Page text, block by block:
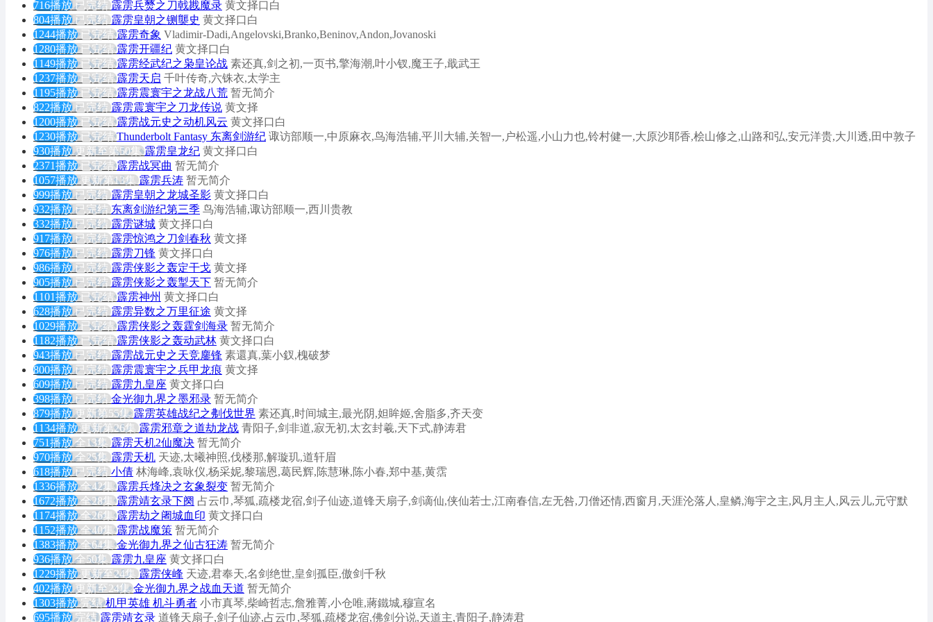
716播放 已完结 霹雳兵燹之刀戟戡魔录 黄文择口白
804播放 已完结 霹雳皇朝之铡龑史 黄文择口白
1244播放 已完结 霹雳奇象 Vladimir-Dadi,Angelovski,Branko,Beninov,Andon,Jovanoski
1280播放 已完结 霹雳开疆纪 黄文择口白
1149播放 已完结 霹雳经武纪之枭皇论战 素还真,剑之初,一页书,擎海潮,叶小钗,魔王子,戢武王
1237播放 已完结 霹雳天启 千叶传奇,六铢衣,太学主
1195播放 已完结 霹雳震寰宇之龙战八荒 暂无简介
822播放 已完结 霹雳震寰宇之刀龙传说 黄文择
1200播放 已完结 霹雳战元史之动机风云 黄文择口白
1230播放 已完结 Thunderbolt Fantasy 东离剑游纪 诹访部顺一,中原麻衣,鸟海浩辅,平川大辅,关智一,户松遥,小山力也,铃村健一,大原沙耶香,桧山修之,山路和弘,安元洋贵,大川透,田中敦子
930播放 更新至第50集 霹雳皇龙纪 黄文择口白
2371播放 已完结 霹雳战冥曲 暂无简介
1057播放 更新第13集 霹雳兵涛 暂无简介
999播放 已完结 霹雳皇朝之龙城圣影 黄文择口白
932播放 已完结 东离剑游纪第三季 鸟海浩辅,诹访部顺一,西川贵教
332播放 已完结 霹雳谜城 黄文择口白
917播放 已完结 霹雳惊鸿之刀剑春秋 黄文择
976播放 已完结 霹雳刀锋 黄文择口白
986播放 已完结 霹雳侠影之轰定干戈 黄文择
905播放 已完结 霹雳侠影之轰掣天下 暂无简介
1101播放 已完结 霹雳神州 黄文择口白
628播放 已完结 霹雳异数之万里征途 黄文择
1029播放 已完结 霹雳侠影之轰霆剑海录 暂无简介
1182播放 已完结 霹雳侠影之轰动武林 黄文择口白
943播放 已完结 霹雳战元史之天竞鏖锋 素還真,葉小釵,槐破梦
800播放 已完结 霹雳震寰宇之兵甲龙痕 黄文择
609播放 已完结 霹雳九皇座 黄文择口白
398播放 已完结 金光御九界之墨邪录 暂无简介
879播放 更新第55集 霹雳英雄战纪之刜伐世界 素还真,时间城主,最光阴,妲眸姬,舍脂多,齐天变
1134播放 更新第26集 霹雳邪章之道劫龙战 青阳子,剑非道,寂无初,太玄封羲,天下式,静涛君
751播放 全13集 霹雳天机2仙魔决 暂无简介
970播放 全25集 霹雳天机 天迹,太曦神照,伐楼那,解璇玑,道轩眉
618播放 已完结 小倩 林海峰,袁咏仪,杨采妮,黎瑞恩,葛民辉,陈慧琳,陈小春,郑中基,黄霑
1336播放 全42集 霹雳兵烽决之玄象裂变 暂无简介
1672播放 全28集 霹雳靖玄录下阕 占云巾,琴狐,疏楼龙宿,剑子仙迹,道锋天扇子,剑谪仙,侠仙若士,江南春信,左无咎,刀僧还情,西窗月,天涯沦落人,皇鳞,海宇之主,风月主人,风云儿,元守默
1174播放 全26集 霹雳劫之阇城血印 黄文择口白
1152播放 全40集 霹雳战魔策 暂无简介
1383播放 全64集 金光御九界之仙古狂涛 暂无简介
936播放 全50集 霹雳九皇座 黄文择口白
1229播放 更新至24集 霹雳侠峰 天迹,君奉天,名剑绝世,皇剑孤臣,傲剑千秋
402播放 更新至24集 金光御九界之战血天道 暂无简介
1303播放 完结 机甲英雄 机斗勇者 小市真琴,柴崎哲志,詹雅菁,小仓唯,蔣鐵城,穆宣名
695播放 完结 霹雳靖玄录 道锋天扇子,剑子仙迹,占云巾,琴狐,疏楼龙宿,佛剑分说,天道主,青阳子,静涛君